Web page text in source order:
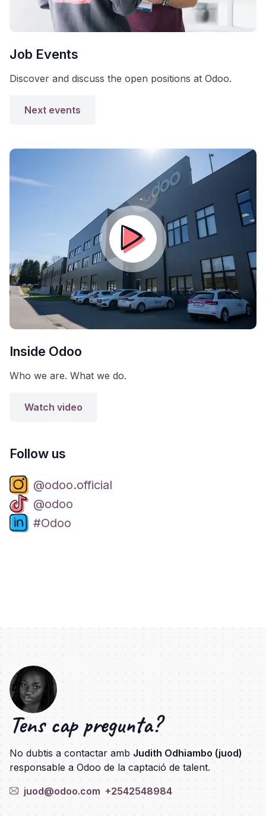
Job Events
Discover and discuss the open positions at Odoo.
Next events
Inside Odoo
Who we are. What we do.
Watch video
Follow us
@odoo.official
@odoo
#Odoo
Tens cap pregunta?
No dubtis a contactar amb Judith Odhiambo (juod)
responsable a Odoo de la captació de talent.
juod@odoo.com +2542548984